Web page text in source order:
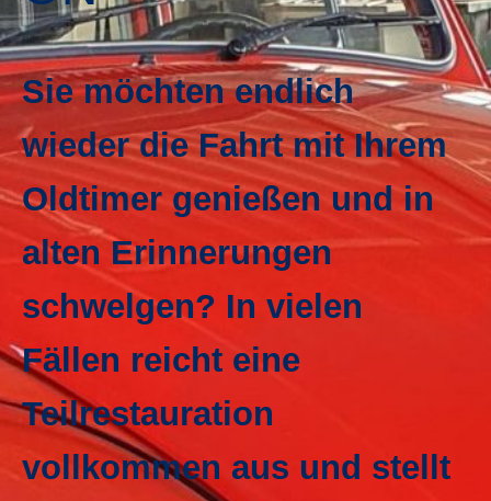
Sie möchten endlich
wieder die Fahrt mit Ihrem
Oldtimer genießen und in
alten Erinnerungen
schwelgen? In vielen
Fällen reicht eine
Teilrestauration
vollkommen aus und stellt